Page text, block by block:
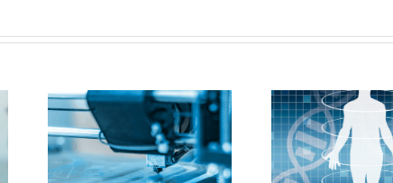
Pilots waar we
3D-